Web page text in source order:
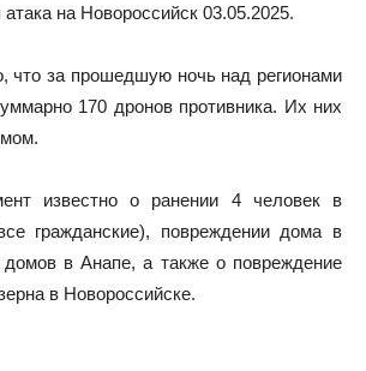
на Новороссийск 03.05.2025.
за прошедшую ночь над регионами
170 дронов противника. Их них
известно о ранении 4 человек в
гражданские), повреждении дома в
домов в Анапе, а также о повреждение
в Новороссийске.